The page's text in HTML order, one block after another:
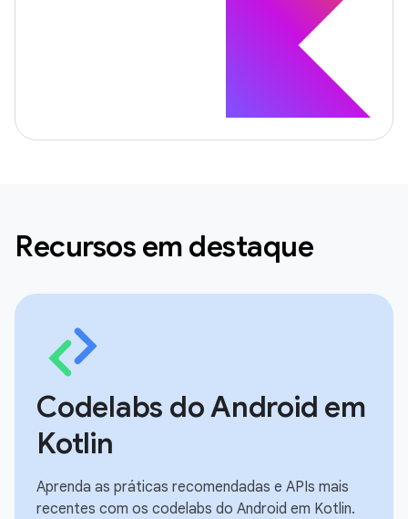
Recursos em destaque
Codelabs do Android em
Kotlin
Aprenda as práticas recomendadas e APIs mais
recentes com os codelabs do Android em Kotlin.